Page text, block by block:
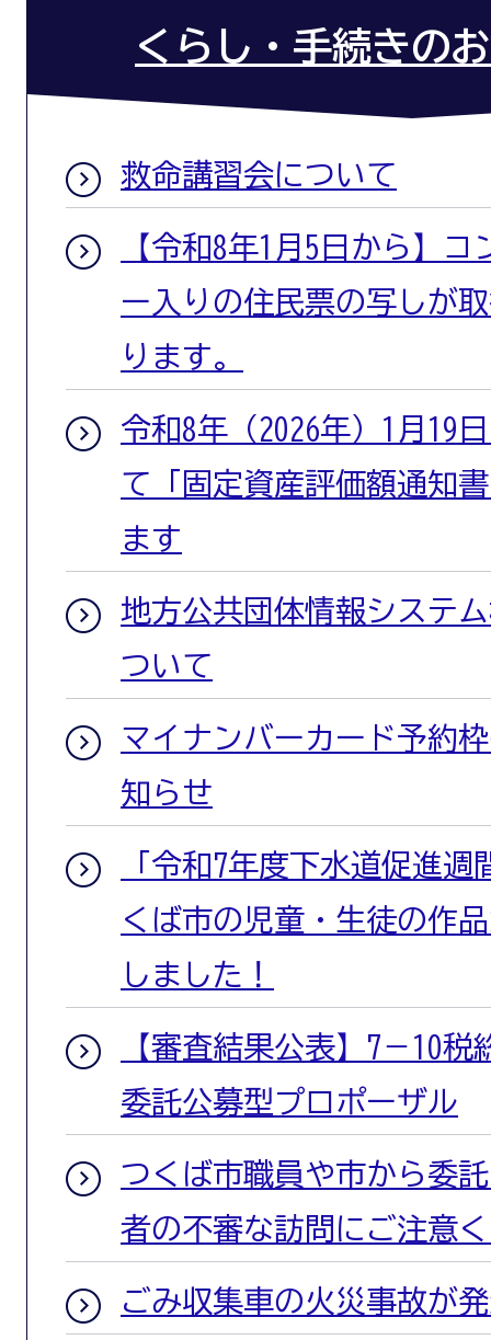
くらし・手続きの
救命講習会について
【令和8年1月5日から】
ー入りの住民票の写しが
ります。
令和8年（2026年）1月19
て「固定資産評価額通知
ます
地方公共団体情報システ
ついて
マイナンバーカード予約
知らせ
「令和7年度下水道促進
くば市の児童・生徒の作
しました！
【審査結果公表】7－10
委託公募型プロポーザル
つくば市職員や市から委
者の不審な訪問にご注意
ごみ収集車の火災事故が